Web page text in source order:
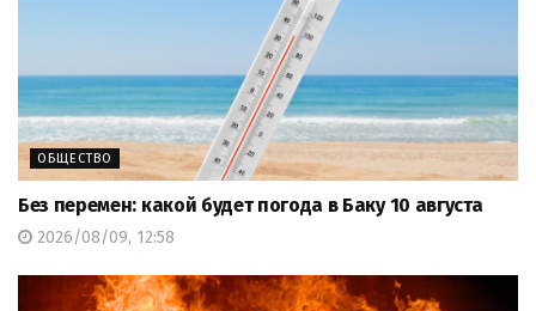
ОБЩЕСТВО
Без перемен: какой будет погода в Баку 10 августа
2026/08/09, 12:58